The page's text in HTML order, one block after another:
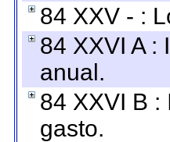
84 XXV - :
84 XXVI A :
anual.
84 XXVI B
gasto.